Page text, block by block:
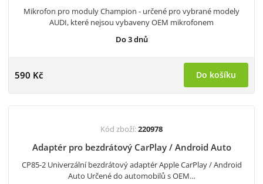
Mikrofon pro moduly Champion - určené pro vybrané modely
AUDI, které nejsou vybaveny OEM mikrofonem
Do 3 dnů
590 Kč Do košíku
Kód zboží:220978
Adaptér pro bezdrátový CarPlay / Android Auto
CP85-2 Univerzální bezdrátový adaptér Apple CarPlay / Android
Auto Určené do automobilů s OEM…